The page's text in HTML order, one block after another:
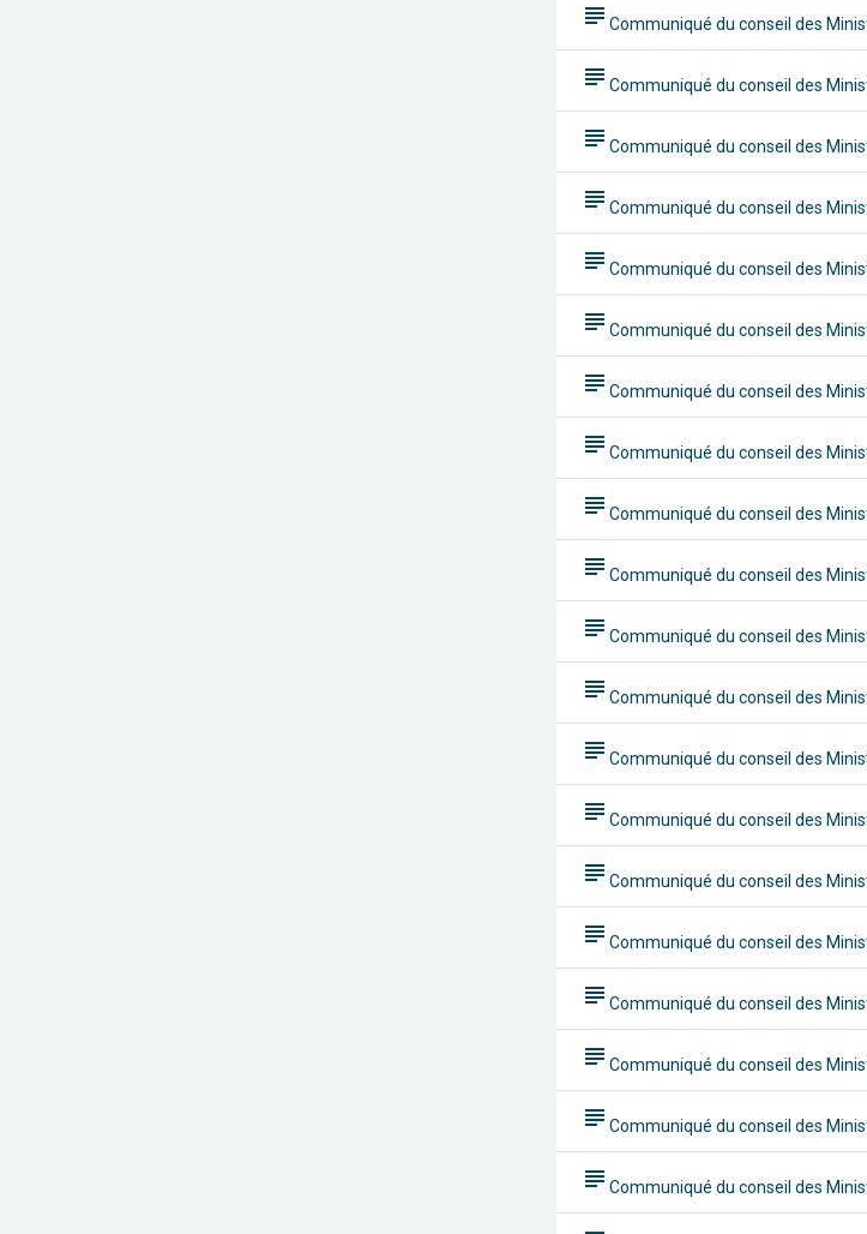
subject Communiqué du conseil des
subject Communiqué du conseil des
subject Communiqué du conseil des
subject Communiqué du conseil des
subject Communiqué du conseil des
subject Communiqué du conseil des
subject Communiqué du conseil des
subject Communiqué du conseil des
subject Communiqué du conseil des
subject Communiqué du conseil des
subject Communiqué du conseil des
subject Communiqué du conseil des
subject Communiqué du conseil des
subject Communiqué du conseil des
subject Communiqué du conseil des
subject Communiqué du conseil des
subject Communiqué du conseil des
subject Communiqué du conseil des
subject Communiqué du conseil des
subject Communiqué du conseil des